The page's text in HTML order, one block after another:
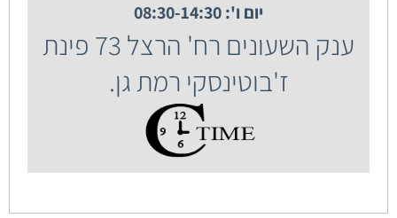
יום ו': 08:30-14:30
ענק השעונים רח' הרצל 73 פינת
ז'בוטינסקי רמת גן.